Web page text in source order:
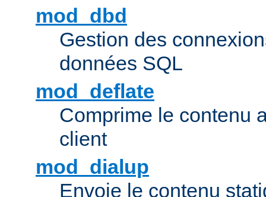
mod_dbd
Gestion des
données SQL
mod_deflate
Comprime le contenu
client
mod_dialup
Envoie le contenu